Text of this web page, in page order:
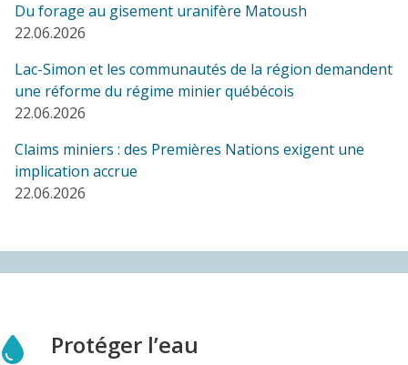
COMMUNIQUÉ
Représentantes autochtones Xinka demandent au
Canada de respecter leur autodétermination face à
une mine canadienne au Guatemala
23.09.2025
AMI(E)S DE MINES ALERTE
Référendum sur le projet de mine à ciel ouvert de
graphite en Outaouais : les citoyens des 5
Canada pour exiger le respect de
l'autodétermination des peuples autochtones au
Du forage au gisement uranifère Matoush
22.06.2026
Lac-Simon et les communautés de la région demandent
une réforme du régime minier québécois
22.06.2026
Claims miniers : des Premières Nations exigent une
implication accrue
22.06.2026
Protéger l’eau